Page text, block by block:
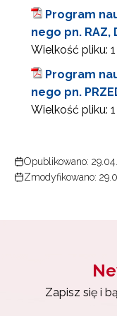
Program
nego pn. RAZ,
Wielkość pliku:
Program
nego pn.
Wielkość pliku:
Opublikowano:
Zmodyfikowano:
Zapisz się i